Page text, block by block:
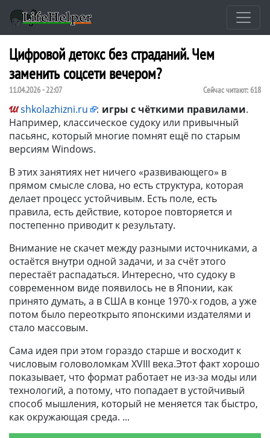
Цифровой детокс без страданий. Чем
заменить соцсети вечером?
11.04.2026 - 22:07 Сейчас читают:618
shkolazhizni.ru : игры с чёткими правилами.
Например, классическое судоку или привычный
пасьянс, который многие помнят ещё по старым
версиям Windows.
В этих занятиях нет ничего «развивающего» в
прямом смысле слова, но есть структура, которая
делает процесс устойчивым. Есть поле, есть
правила, есть действие, которое повторяется и
постепенно приводит к результату.
Внимание не скачет между разными источниками, а
остаётся внутри одной задачи, и за счёт этого
перестаёт распадаться. Интересно, что судоку в
современном виде появилось не в Японии, как
принято думать, а в США в конце 1970-х годов, а уже
потом было переоткрыто японскими издателями и
стало массовым.
Сама идея при этом гораздо старше и восходит к
числовым головоломкам XVIII века.Этот факт хорошо
показывает, что формат работает не из-за моды или
технологий, а потому, что попадает в устойчивый
способ мышления, который не меняется так быстро,
как окружающая среда.